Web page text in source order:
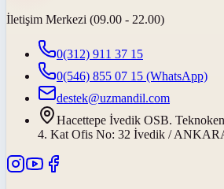
İletişim Merkezi (09.00 - 22.00)
0(312) 911 37 15
0(546) 855 07 15 (WhatsApp)
destek@uzmandil.com
Hacettepe İvedik OSB.
4. Kat Ofis No: 32 İvedik /